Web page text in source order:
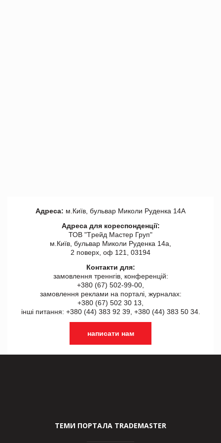
Адреса: м.Київ, бульвар Миколи Руденка 14А
Адреса для кореспонденції:
ТОВ "Tрейд Мастер Груп"
м.Київ, бульвар Миколи Руденка 14а,
2 поверх, оф 121, 03194
Контакти для:
замовлення треннгів, конференцій:
+380 (67) 502-99-00,
замовлення реклами на порталі, журналах:
+380 (67) 502 30 13,
інші питання: +380 (44) 383 92 39, +380 (44) 383 50 34.
написати нам
ТЕМИ ПОРТАЛА TRADEMASTER